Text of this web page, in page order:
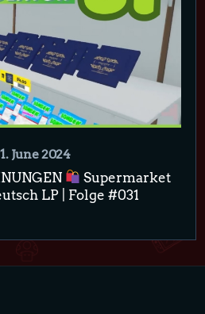
1. June 2024
Supermarket
LP | Folge #031